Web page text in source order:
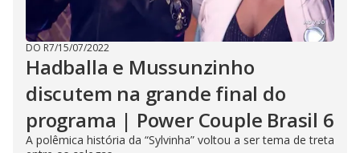
DO R7/15/07/2022
Hadballa e Mussunzinho
discutem na grande final do
programa | Power Couple Brasil 6
A polêmica história da “Sylvinha” voltou a ser tema de treta